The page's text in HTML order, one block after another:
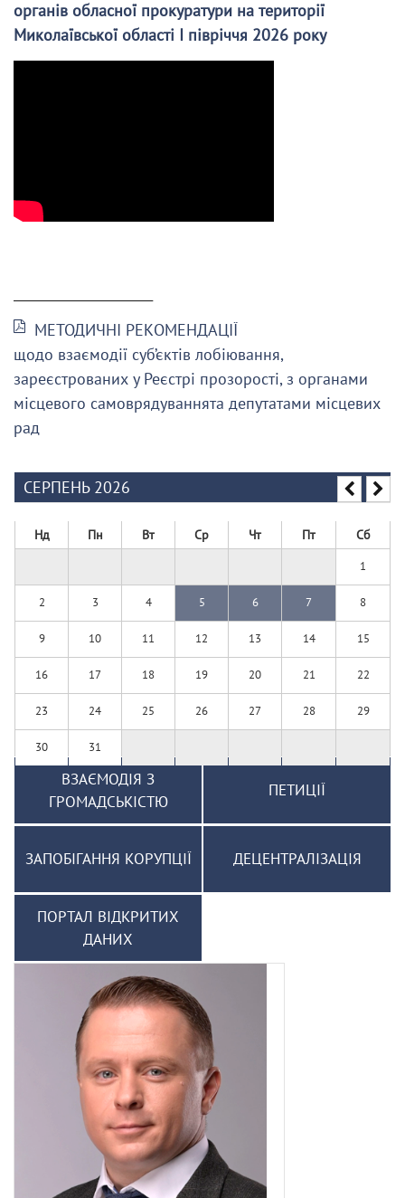
органів обласної прокуратури на території
Миколаївської області І півріччя 2026 року
МЕТОДИЧНІ РЕКОМЕНДАЦІЇ
щодо взаємодії суб’єктів лобіювання,
зареєстрованих у Реєстрі прозорості, з органами
місцевого самоврядуваннята депутатами місцевих
рад
СЕРПЕНЬ 2026
Нд Пн Вт Ср Чт Пт Сб
1
2 3 4 5 6 7 8
9 10 11 12 13 14 15
16 17 18 19 20 21 22
23 24 25 26 27 28 29
30 31
ВЗАЄМОДІЯ З
ГРОМАДСЬКІСТЮ
ПЕТИЦІЇ
ЗАПОБІГАННЯ КОРУПЦІЇ ДЕЦЕНТРАЛІЗАЦІЯ
ПОРТАЛ ВІДКРИТИХ
ДАНИХ